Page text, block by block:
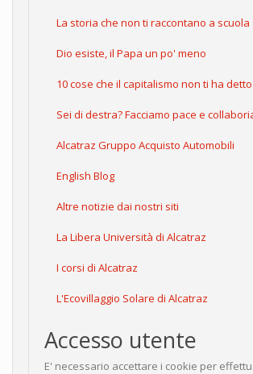
La storia che non ti raccontano a scuola
Dio esiste, il Papa un po' meno
10 cose che il capitalismo non ti ha detto
Sei di destra? Facciamo pace e
Alcatraz Gruppo Acquisto Automobili
English Blog
Altre notizie dai nostri siti
La Libera Università di Alcatraz
I corsi di Alcatraz
L'Ecovillaggio Solare di Alcatraz
Accesso utente
E' necessario accettare i cookie per